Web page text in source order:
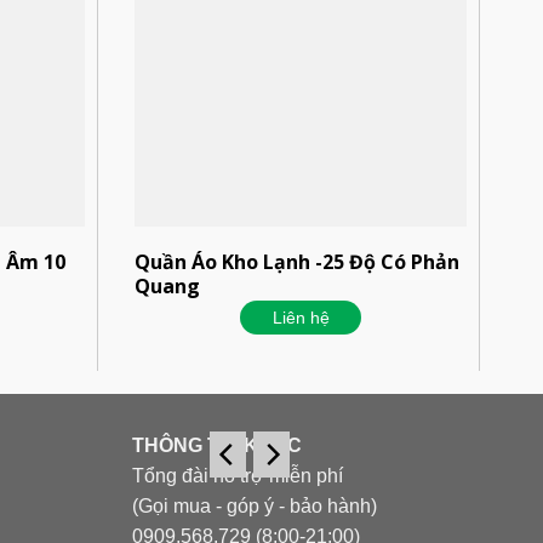
Âm 10
Quần Áo Kho Lạnh -25 Độ Có Phản
Quang
Liên hệ
THÔNG TIN KHÁC
Tổng đài hỗ trợ miễn phí
(Gọi mua - góp ý - bảo hành)
0909.568.729 (8:00-21:00)